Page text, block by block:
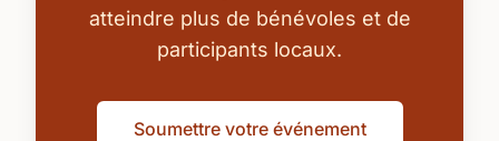
atteindre plus de bénévoles et de
participants locaux.
Soumettre votre événement